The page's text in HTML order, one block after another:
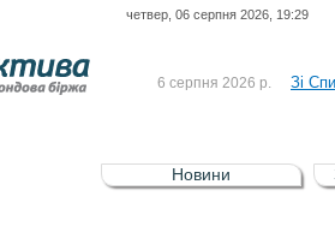
четвер, 06 серпня 2026, 19:29
6 серпня 2026 р. Зі
5 серпня 2026 р.
Зі
UA4000232607)
Новини